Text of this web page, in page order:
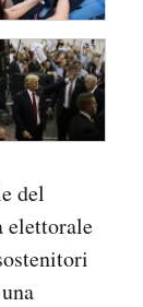
del
elettorale